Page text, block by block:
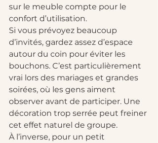
sur le meuble compte pour le
confort d’utilisation.
Si vous prévoyez beaucoup
d’invités, gardez assez d’espace
autour du coin pour éviter les
bouchons. C’est particulièrement
vrai lors des mariages et grandes
soirées, où les gens aiment
observer avant de participer. Une
décoration trop serrée peut freiner
cet effet naturel de groupe.
À l’inverse, pour un petit